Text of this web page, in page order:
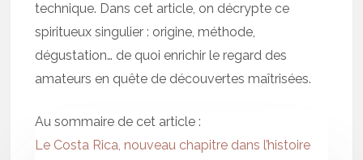
technique. Dans cet article, on décrypte ce
spiritueux singulier : origine, méthode,
dégustation… de quoi enrichir le regard des
amateurs en quête de découvertes maîtrisées.
Au sommaire de cet article :
Le Costa Rica, nouveau chapitre dans l’histoire